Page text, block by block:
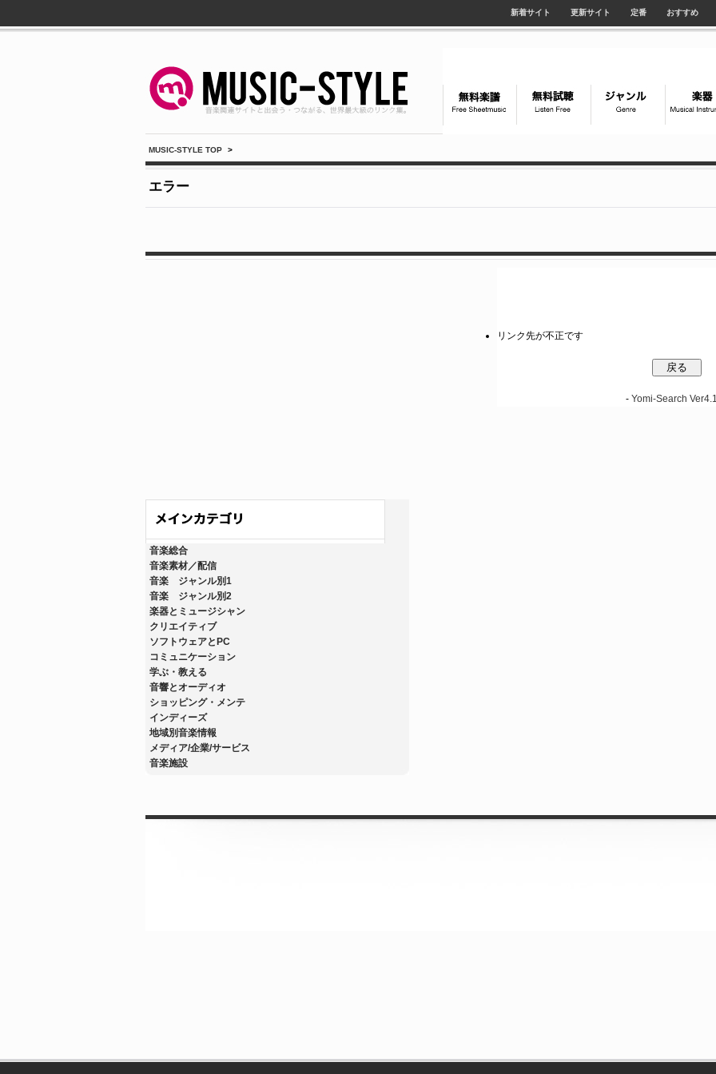
新着サイト 更新サイト 定番 おすすめ
MUSIC-STYLE TOP >
エラー
音楽総合
音楽素材／配信
音楽 ジャンル別1
音楽 ジャンル別2
楽器とミュージシャン
クリエイティブ
ソフトウェアとPC
コミュニケーション
学ぶ・教える
音響とオーディオ
ショッピング・メンテ
インディーズ
地域別音楽情報
メディア/企業/サービス
音楽施設
リンク先が不正です
- Yomi-Search